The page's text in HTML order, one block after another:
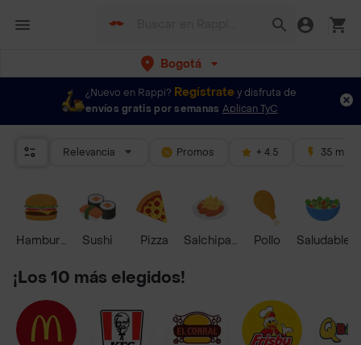
Bogotá
¿Nuevo en Rappi? Regístrate y disfruta de
envíos gratis por semanas Aplican TyC
Relevancia Promos + 4.5 35 mins
HamburguesaSushi Pizza Salchipapas Pollo Saludable
¡Los 10 más elegidos!